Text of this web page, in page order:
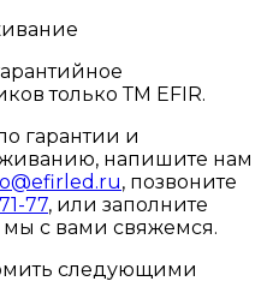
только ТМ EFIR.
гарантии и
напишите нам
, позвоните
77, или заполните
с вами свяжемся.
следующими